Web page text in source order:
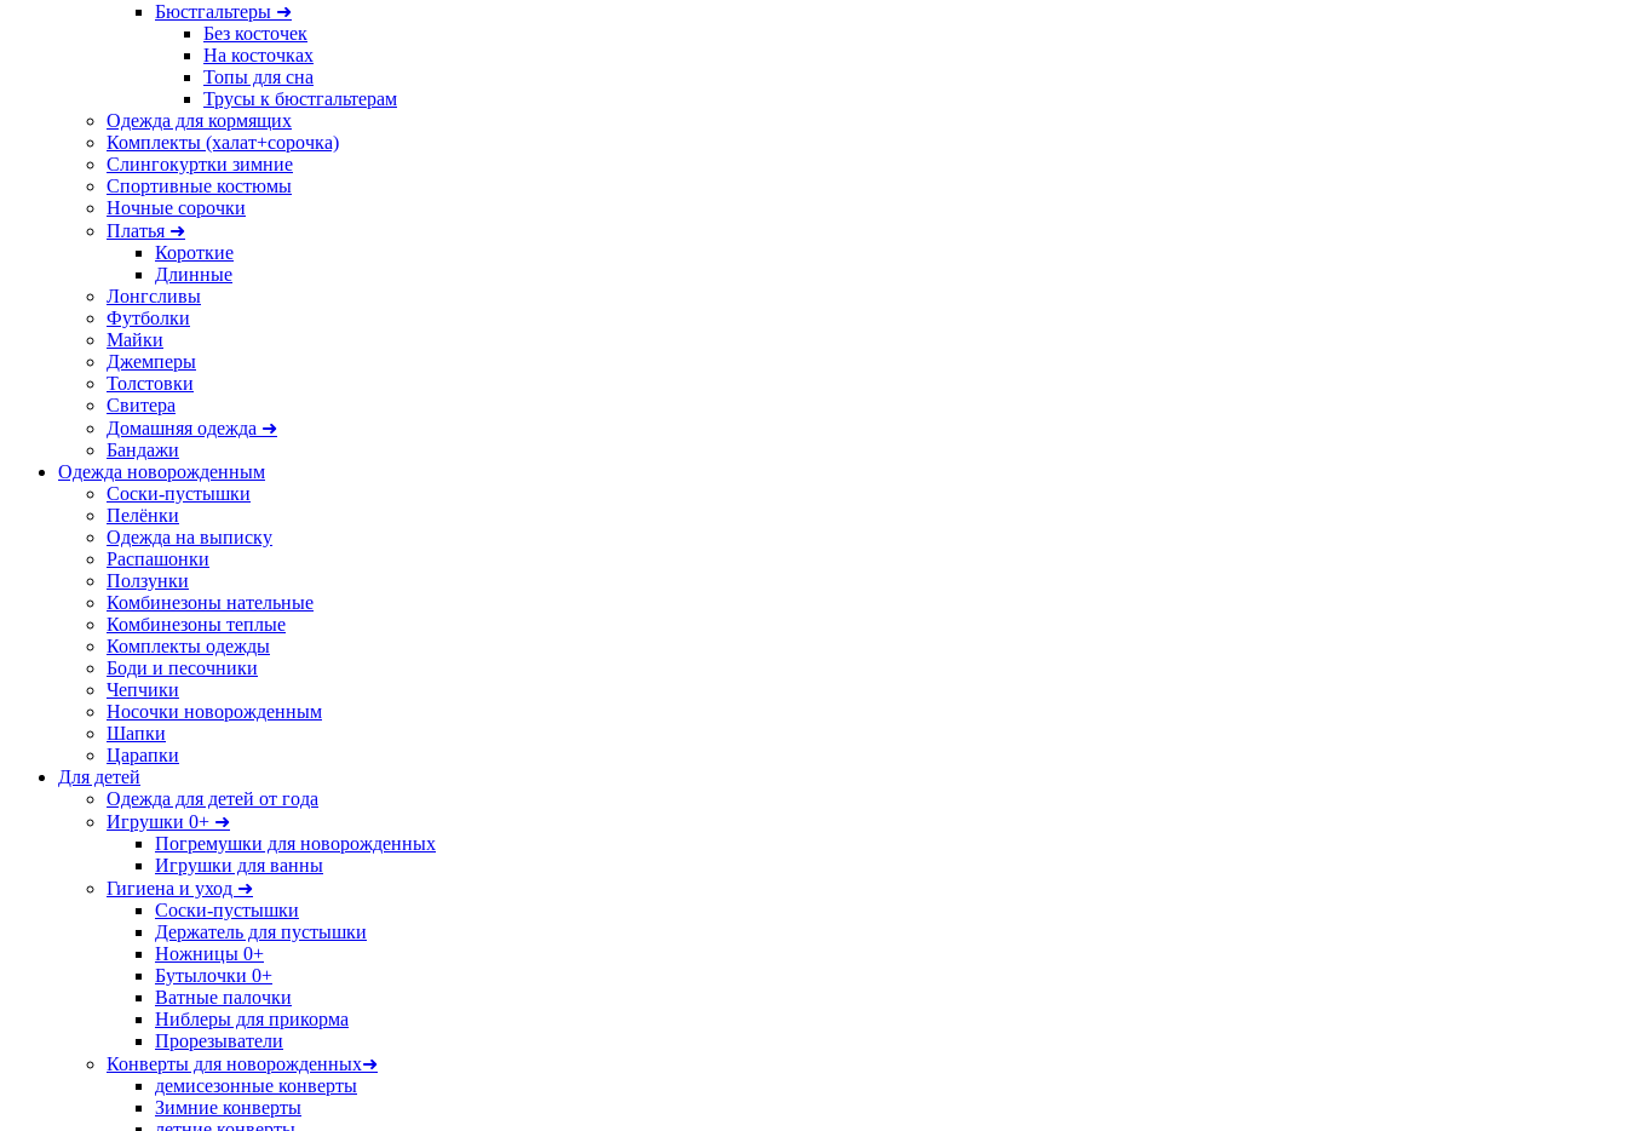
Бюстгальтеры ➜
Без косточек
На косточках
Топы для сна
Трусы к бюстгальтерам
Одежда для кормящих
Комплекты (халат+сорочка)
Слингокуртки зимние
Спортивные костюмы
Ночные сорочки
Платья ➜
Короткие
Длинные
Лонгсливы
Футболки
Майки
Джемперы
Толстовки
Свитера
Домашняя одежда ➜
Бандажи
Одежда новорожденным
Соски-пустышки
Пелёнки
Одежда на выписку
Распашонки
Ползунки
Комбинезоны нательные
Комбинезоны теплые
Комплекты одежды
Боди и песочники
Чепчики
Носочки новорожденным
Шапки
Царапки
Для детей
Одежда для детей от года
Игрушки 0+ ➜
Погремушки для новорожденных
Игрушки для ванны
Гигиена и уход ➜
Соски-пустышки
Держатель для пустышки
Ножницы 0+
Бутылочки 0+
Ватные палочки
Ниблеры для прикорма
Прорезыватели
Конверты для новорожденных➜
демисезонные конверты
Зимние конверты